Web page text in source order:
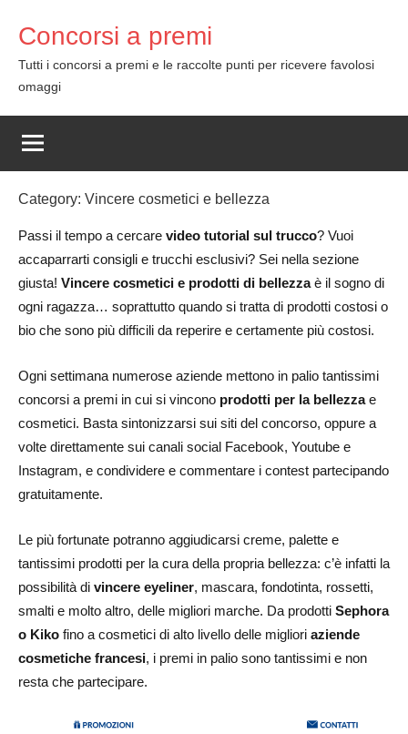
content
Concorsi a premi
Tutti i concorsi a premi e le raccolte punti per ricevere favolosi
omaggi
Category: Vincere cosmetici e bellezza
Passi il tempo a cercare video tutorial sul trucco? Vuoi
accaparrarti consigli e trucchi esclusivi? Sei nella sezione
giusta! Vincere cosmetici e prodotti di bellezzaè il sogno di
ogni ragazza… soprattutto quando si tratta di prodotti costosi o
bio che sono più difficili da reperire e certamente più costosi.
Ogni settimana numerose aziende mettono in palio tantissimi
concorsi a premi in cui si vincono prodotti per la bellezzae
cosmetici. Basta sintonizzarsi sui siti del concorso, oppure a
volte direttamente sui canali social Facebook, Youtube e
Instagram, e condividere e commentare i contest partecipando
gratuitamente.
Le più fortunate potranno aggiudicarsi creme, palette e
tantissimi prodotti per la cura della propria bellezza: c’è infatti la
possibilità di vincere eyeliner, mascara, fondotinta, rossetti,
smalti e molto altro, delle migliori marche. Da prodotti Sephora
o Kiko fino a cosmetici di alto livello delle migliori aziende
cosmetiche francesi, i premi in palio sono tantissimi e non
resta che partecipare.